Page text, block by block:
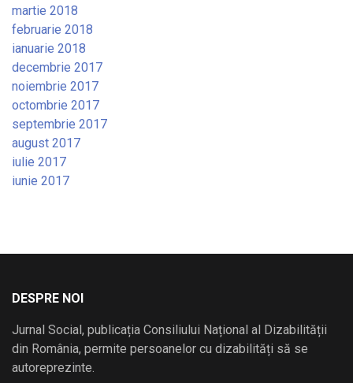
martie 2018
februarie 2018
ianuarie 2018
decembrie 2017
noiembrie 2017
octombrie 2017
septembrie 2017
august 2017
iulie 2017
iunie 2017
DESPRE NOI
Jurnal Social, publicația Consiliului Național al Dizabilității
din România, permite persoanelor cu dizabilități să se
autoreprezinte.